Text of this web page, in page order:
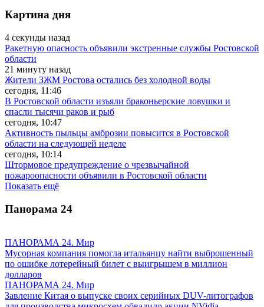
Картина дня
4 секунды назад
Ракетную опасность объявили экстренные службы Ростовской
области
21 минуту назад
Жители ЗЖМ Ростова остались без холодной воды
сегодня, 11:46
В Ростовской области изъяли браконьерские ловушки и
спасли тысячи раков и рыб
сегодня, 10:47
Активность пыльцы амброзии повысится в Ростовской
области на следующей неделе
сегодня, 10:14
Штормовое предупреждение о чрезвычайной
пожароопасности объявили в Ростовской области
Показать ещё
Панорама 24
ПАНОРАМА 24. Мир
Мусорная компания помогла итальянцу найти выброшенный
по ошибке лотерейный билет с выигрышем в миллион
долларов
ПАНОРАМА 24. Мир
Завление Китая о выпуске своих серийных DUV-литографов